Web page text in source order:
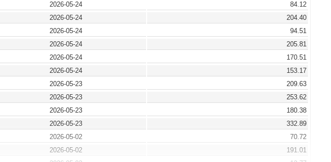
2026-05-24
84.12
2026-05-24
204.40
2026-05-24
94.51
2026-05-24
205.81
2026-05-24
170.51
2026-05-24
153.17
2026-05-23
209.63
2026-05-23
253.62
2026-05-23
180.38
2026-05-23
332.89
2026-05-02
70.72
2026-05-02
191.01